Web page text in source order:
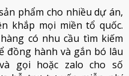
phẩm cho nhiều dự án,
khắp mọi miền tổ quốc.
có nhu cầu tìm kiếm
đồng hành và gắn bó lâu
gọi hoặc zalo cho số